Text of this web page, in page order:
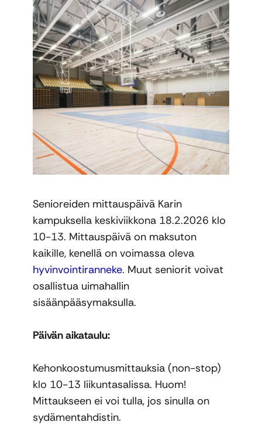
Senioreiden mittauspäivä Karin
kampuksella keskiviikkona 18.2.2026 klo
10-13. Mittauspäivä on maksuton
kaikille, kenellä on voimassa oleva
hyvinvointiranneke. Muut seniorit voivat
osallistua uimahallin
sisäänpääsymaksulla.
Päivän aikataulu:
Kehonkoostumusmittauksia (non-stop)
klo 10-13 liikuntasalissa. Huom!
Mittaukseen ei voi tulla, jos sinulla on
sydämentahdistin.